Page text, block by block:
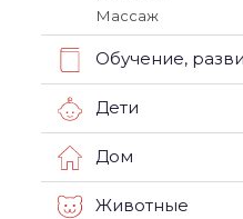
Массаж
Обучение,
Дети
Дом
Животные